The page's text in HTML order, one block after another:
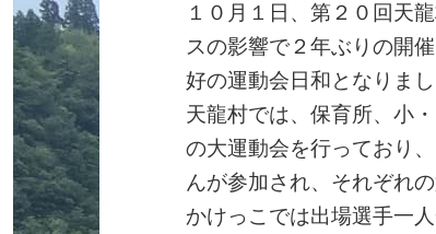
１０月１日、第２０回天
スの影響で２年ぶりの開
好の運動会日和となりまし
天龍村では、保育所、小
の大運動会を行っており
んが参加され、それぞれ
かけっこでは出場選手一